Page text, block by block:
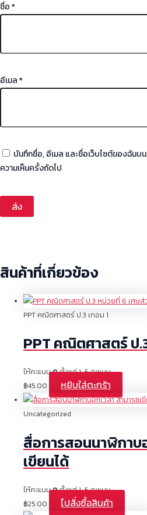
ชื่อ*
อีเมล*
บันทึกชื่อ, อีเมล และชื่อเว็บไซต์ของฉันบ
ความเห็นครั้งถัดไป
สินค้าที่เกี่ยวข้อง
PPT คณิตศาสตร์ ป.3 เทอม 1
PPT คณิตศาสตร์ ป
ให้คะแนน0ตั้งแต่ 1-5 คะแนน
฿45.00 หยิบใส่ตะกร้า
Uncategorized
สื่อการสอนนาฬิกาบ
เขียนได้
ให้คะแนน0ตั้งแต่ 1-5 คะแนน
฿25.00 ไปสั่งซื้อสินค้า